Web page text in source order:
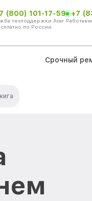
(800) 101-17-59
техподдержки Acer
по России
+7
Срочный